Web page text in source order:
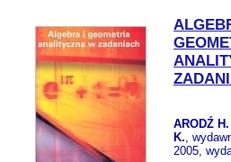
ARODŹ
K.,
2005,